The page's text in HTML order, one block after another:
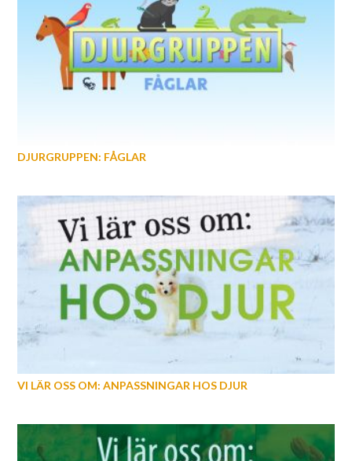
DJURGRUPPEN: FÅGLAR
VI LÄR OSS OM: ANPASSNINGAR HOS DJUR